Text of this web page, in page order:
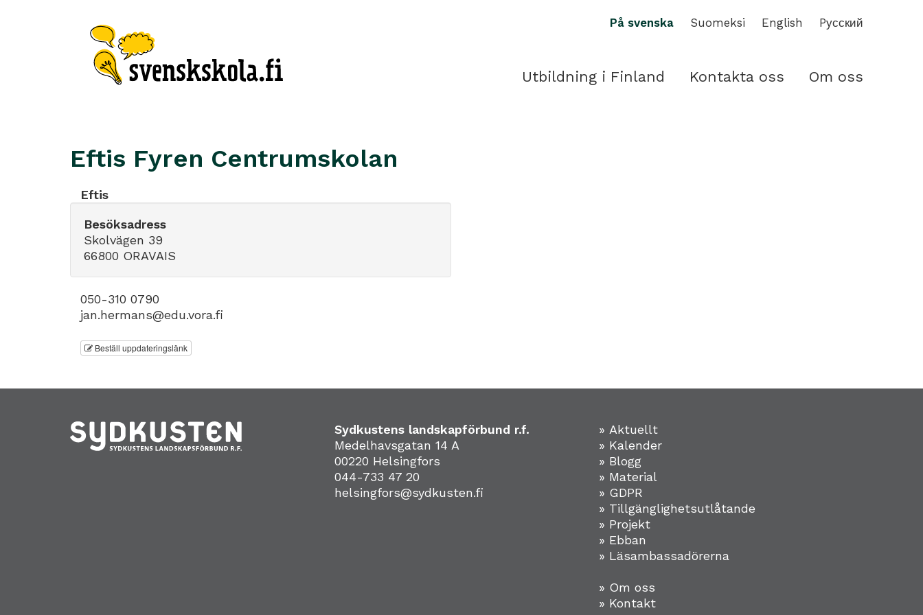
På svenska Suomeksi English Pусский
Utbildning i Finland Kontakta oss Om oss
Eftis Fyren Centrumskolan
Eftis
Besöksadress
Skolvägen 39
66800 ORAVAIS
050-310 0790
jan.hermans@edu.vora.fi
Beställ uppdateringslänk
Sydkustens landskapförbund r.f.
Medelhavsgatan 14 A
00220 Helsingfors
044-733 47 20
helsingfors@sydkusten.fi
» Aktuellt
» Kalender
» Blogg
» Material
» GDPR
» Tillgänglighetsutlåtande
» Projekt
» Ebban
» Läsambassadörerna
» Om oss
» Kontakt